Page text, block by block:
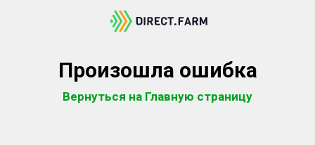
Произошла ошибка
Вернуться на Главную страницу